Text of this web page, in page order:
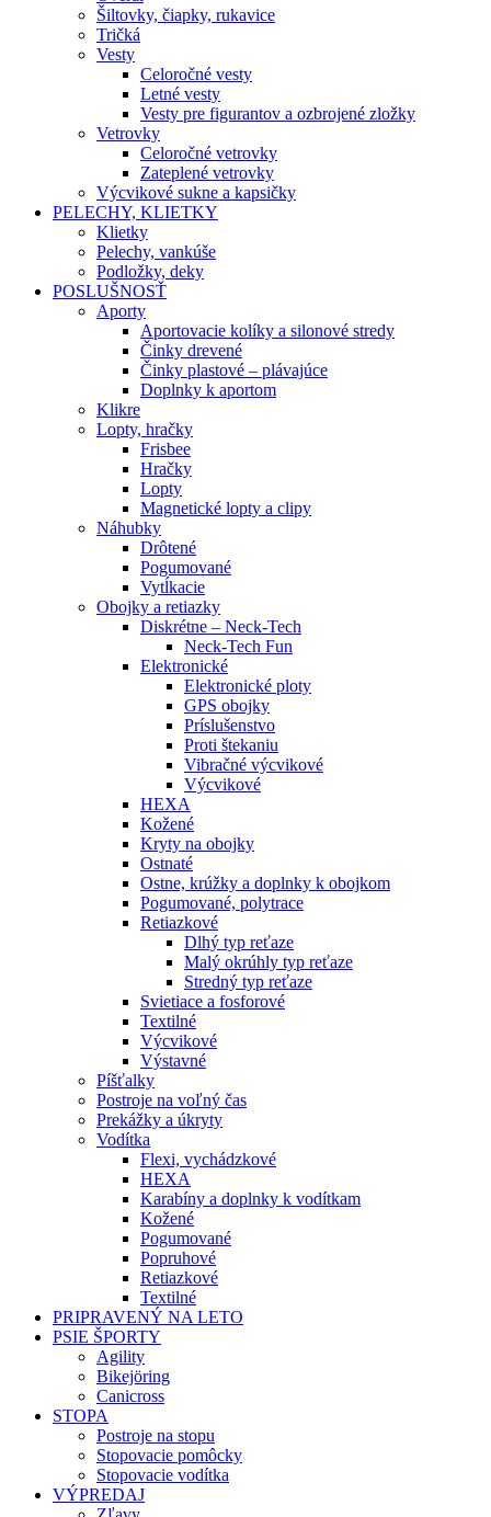
Šiltovky, čiapky, rukavice
Tričká
Vesty
Celoročné vesty
Letné vesty
Vesty pre figurantov a ozbrojené zložky
Vetrovky
Celoročné vetrovky
Zateplené vetrovky
Výcvikové sukne a kapsičky
PELECHY, KLIETKY
Klietky
Pelechy, vankúše
Podložky, deky
POSLUŠNOSŤ
Aporty
Aportovacie kolíky a silonové stredy
Činky drevené
Činky plastové – plávajúce
Doplnky k aportom
Klikre
Lopty, hračky
Frisbee
Hračky
Lopty
Magnetické lopty a clipy
Náhubky
Drôtené
Pogumované
Vytĺkacie
Obojky a retiazky
Diskrétne – Neck-Tech
Neck-Tech Fun
Elektronické
Elektronické ploty
GPS obojky
Príslušenstvo
Proti štekaniu
Vibračné výcvikové
Výcvikové
HEXA
Kožené
Kryty na obojky
Ostnaté
Ostne, krúžky a doplnky k obojkom
Pogumované, polytrace
Retiazkové
Dlhý typ reťaze
Malý okrúhly typ reťaze
Stredný typ reťaze
Svietiace a fosforové
Textilné
Výcvikové
Výstavné
Píšťalky
Postroje na voľný čas
Prekážky a úkryty
Vodítka
Flexi, vychádzkové
HEXA
Karabíny a doplnky k vodítkam
Kožené
Pogumované
Popruhové
Retiazkové
Textilné
PRIPRAVENÝ NA LETO
PSIE ŠPORTY
Agility
Bikejöring
Canicross
STOPA
Postroje na stopu
Stopovacie pomôcky
Stopovacie vodítka
VÝPREDAJ